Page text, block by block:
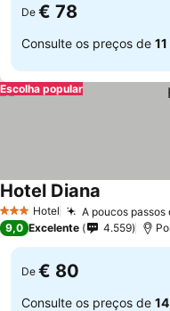
De € 78
Consulte os preços de
Escolha popular
3 EstrelasHotel A poucos passos
Hotel Diana
9,0 Excelente 4.559
De € 80
Consulte os preços de